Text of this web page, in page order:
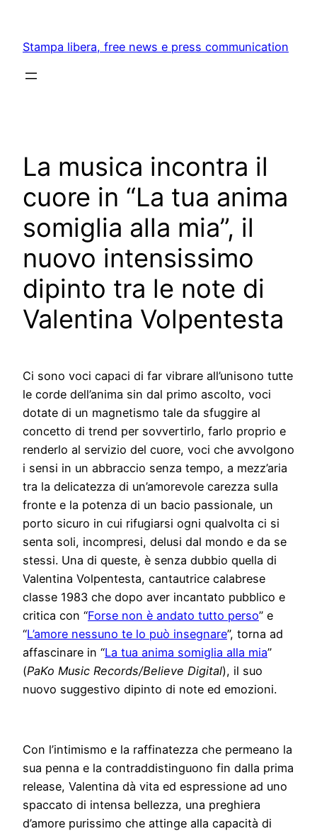
content
Stampa libera, free news e press communication
La musica incontra il
cuore in “La tua anima
somiglia alla mia”, il
nuovo intensissimo
dipinto tra le note di
Valentina Volpentesta
Ci sono voci capaci di far vibrare all’unisono tutte
le corde dell’anima sin dal primo ascolto, voci
dotate di un magnetismo tale da sfuggire al
concetto di trend per sovvertirlo, farlo proprio e
renderlo al servizio del cuore, voci che avvolgono
i sensi in un abbraccio senza tempo, a mezz’aria
tra la delicatezza di un’amorevole carezza sulla
fronte e la potenza di un bacio passionale, un
porto sicuro in cui rifugiarsi ogni qualvolta ci si
senta soli, incompresi, delusi dal mondo e da se
stessi. Una di queste, è senza dubbio quella di
Valentina Volpentesta, cantautrice calabrese
classe 1983 che dopo aver incantato pubblico e
critica con “Forse non è andato tutto perso” e
“L’amore nessuno te lo può insegnare”, torna ad
affascinare in “La tua anima somiglia alla mia”
(PaKo Music Records/Believe Digital), il suo
nuovo suggestivo dipinto di note ed emozioni.
Con l’intimismo e la raffinatezza che permeano la
sua penna e la contraddistinguono fin dalla prima
release, Valentina dà vita ed espressione ad uno
spaccato di intensa bellezza, una preghiera
d’amore purissimo che attinge alla capacità di